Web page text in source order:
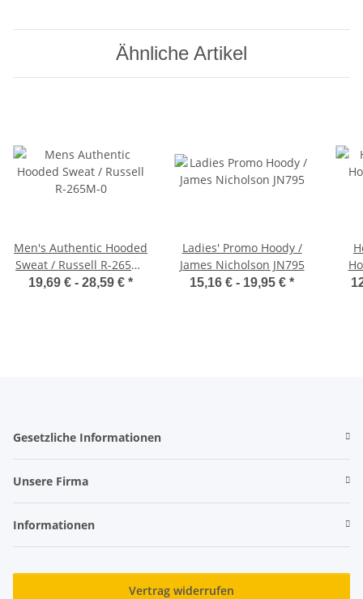
Ähnliche Artikel
Men's Authentic Hooded
Sweat / Russell R-265M-
0
19,69 € - 28,59 € *
Ladies' Promo Hoody /
James Nicholson JN795
15,16 € - 19,95 € *
Gesetzliche Informationen
Unsere Firma
Informationen
Vertrag widerrufen